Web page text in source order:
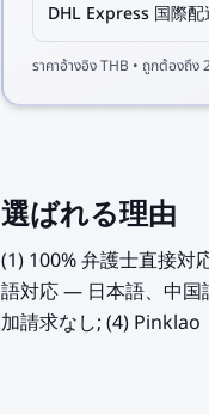
DHL Express 国際配
ราคาอ้างอิงTHB • ถูกต้องถึง
選ばれる理由
(1) 100% 弁護士直接対
語対応 — 日本語、中国
加請求なし; (4)